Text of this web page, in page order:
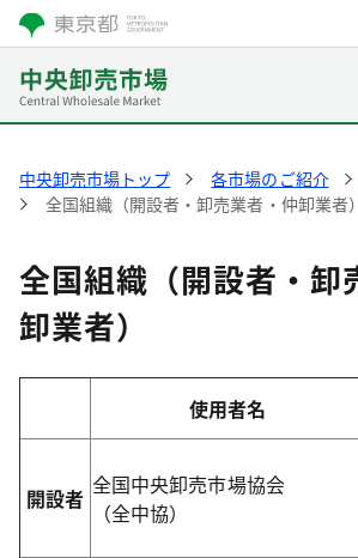
中央卸売市場トップ 各市場のご紹介
全国組織（開設者・卸売業者・仲卸業者）
全国組織（開設者・卸
卸業者）
使用者名
開設者 全国中央卸売市場協会
（全中協）